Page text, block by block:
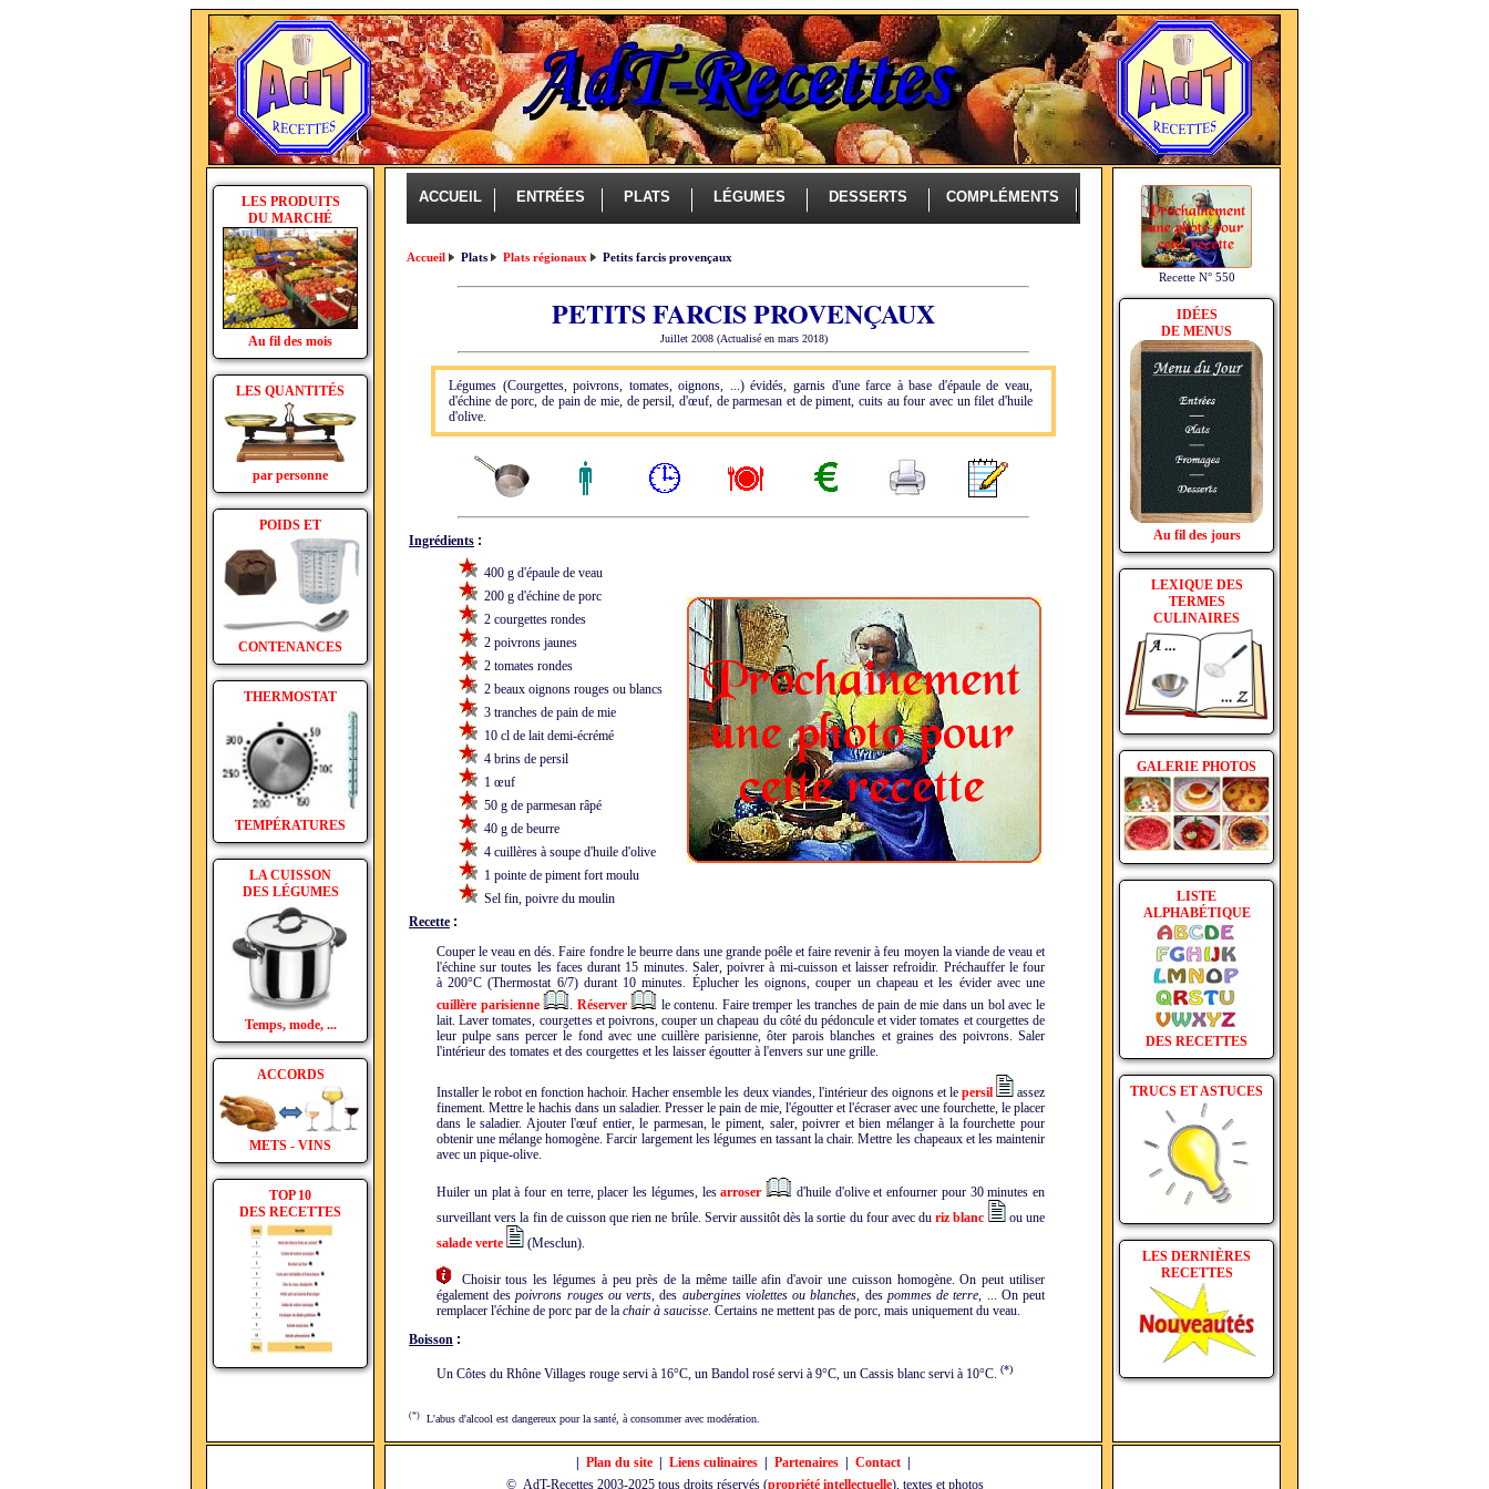
LES PRODUITS
DU MARCHÉ
Au fil des mois
LES QUANTITÉS
par personne
POIDS ET
CONTENANCES
THERMOSTAT
TEMPÉRATURES
LA CUISSON
DES LÉGUMES
Temps, mode, ...
ACCORDS
METS - VINS
TOP 10
DES RECETTES
ACCUEIL ENTRÉES PLATS LÉGUMES DESSERTS COMPLÉMENTS
Accueil Plats Plats régionaux Petits farcis provençaux
PETITS FARCIS PROVENÇAUX
Juillet 2008 (Actualisé en mars 2018)
Légumes (Courgettes, poivrons, tomates, oignons, ...) évidés, garnis d'une farce à base d'épaule de veau,
d'échine de porc, de pain de mie, de persil, d'œuf, de parmesan et de piment, cuits au four avec un filet d'huile
d'olive.
Ingrédients :
400 g d'épaule de veau
200 g d'échine de porc
2 courgettes rondes
2 poivrons jaunes
2 tomates rondes
2 beaux oignons rouges ou blancs
3 tranches de pain de mie
10 cl de lait demi-écrémé
4 brins de persil
1 œuf
50 g de parmesan râpé
40 g de beurre
4 cuillères à soupe d'huile d'olive
1 pointe de piment fort moulu
Sel fin, poivre du moulin
Recette :
Couper le veau en dés. Faire fondre le beurre dans une grande poêle et faire revenir à feu moyen la viande de veau et
l'échine sur toutes les faces durant 15 minutes. Saler, poivrer à mi-cuisson et laisser refroidir. Préchauffer le four
à 200°C (Thermostat 6/7) durant 10 minutes. Éplucher les oignons, couper un chapeau et les évider avec une
cuillère parisienne
. Réserver
le contenu. Faire tremper les tranches de pain de mie dans un bol avec le
lait. Laver tomates, courgettes et poivrons, couper un chapeau du côté du pédoncule et vider tomates et courgettes de
leur pulpe sans percer le fond avec une cuillère parisienne, ôter parois blanches et graines des poivrons. Saler
l'intérieur des tomates et des courgettes et les laisser égoutter à l'envers sur une grille.
Installer le robot en fonction hachoir. Hacher ensemble les deux viandes, l'intérieur des oignons et le persil
assez
finement. Mettre le hachis dans un saladier. Presser le pain de mie, l'égoutter et l'écraser avec une fourchette, le placer
dans le saladier. Ajouter l'œuf entier, le parmesan, le piment, saler, poivrer et bien mélanger à la fourchette pour
obtenir une mélange homogène. Farcir largement les légumes en tassant la chair. Mettre les chapeaux et les maintenir
avec un pique-olive.
Huiler un plat à four en terre, placer les légumes, lesarroser
d'huile d'olive et enfourner pour 30 minutes en
surveillant vers la fin de cuisson que rien ne brûle. Servir aussitôt dès la sortie du four avec duriz blanc
ou une
salade verte
(Mesclun).
Choisir tous les légumes à peu près de la même taille afin d'avoir une cuisson homogène. On peut utiliser
également despoivrons rouges ou verts, des aubergines violettes ou blanches, des pommes de terre, ... On peut
remplacer l'échine de porc par de la chair à saucisse. Certains ne mettent pas de porc, mais uniquement du veau.
Boisson :
Un Côtes du Rhône Villages rouge servi à 16°C, un Bandol rosé servi à 9°C, un Cassis blanc servi à 10°C. (*)
(*) L'abus d'alcool est dangereux pour la santé, à consommer avec modération.
Recette N° 550
IDÉES
DE MENUS
Au fil des jours
LEXIQUE DES
TERMES
CULINAIRES
GALERIE PHOTOS
LISTE
ALPHABÉTIQUE
DES RECETTES
TRUCS ET ASTUCES
LES DERNIÈRES
RECETTES
Plan du site Liens culinaires Partenaires Contact
© AdT-Recettes 2003-2025 tous droits réservés (propriété intellectuelle), textes et photos